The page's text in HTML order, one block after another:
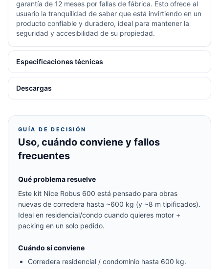
garantía de 12 meses por fallas de fábrica. Esto ofrece al
usuario la tranquilidad de saber que está invirtiendo en un
producto confiable y duradero, ideal para mantener la
seguridad y accesibilidad de su propiedad.
Especificaciones técnicas
Descargas
GUÍA DE DECISIÓN
Uso, cuándo conviene y fallos
frecuentes
Qué problema resuelve
Este kit Nice Robus 600 está pensado para obras
nuevas de corredera hasta ~600 kg (y ~8 m tipificados).
Ideal en residencial/condo cuando quieres motor +
packing en un solo pedido.
Cuándo sí conviene
Corredera residencial / condominio hasta 600 kg.